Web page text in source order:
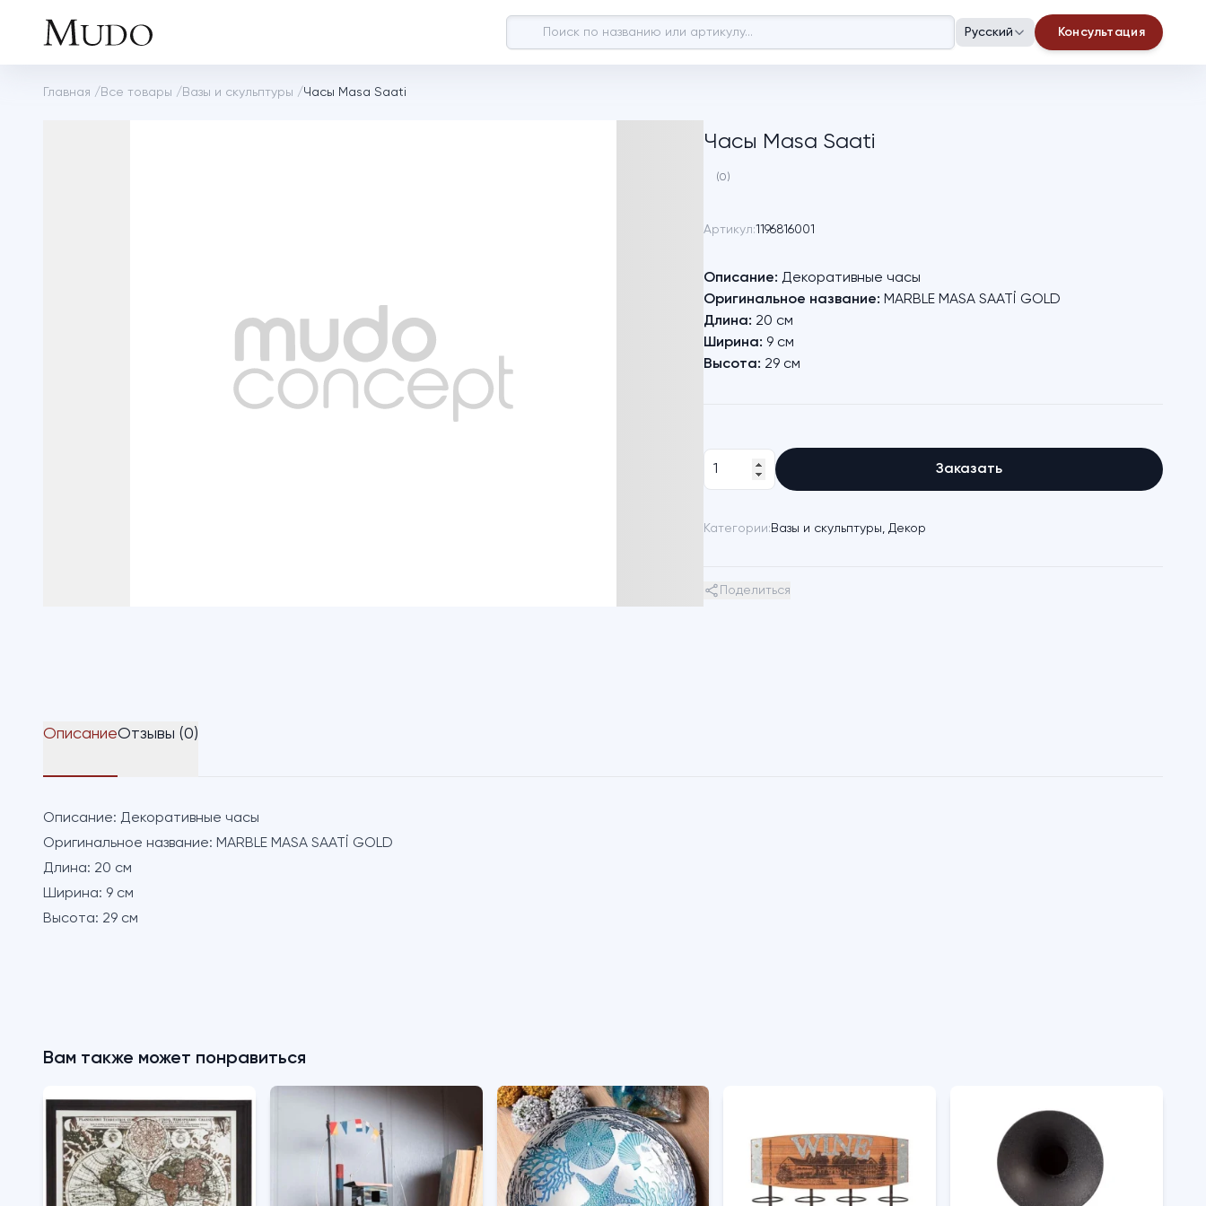
Русский Консультация
Главная / Все товары / Вазы и скульптуры /Часы Masa Saati
Часы Masa Saati
(0)
Артикул:1196816001
Описание: Декоративные часы
Оригинальное название: MARBLE MASA SAATİ GOLD
Длина: 20 см
Ширина: 9 см
Высота: 29 см
Заказать
Категории: Вазы и скульптуры, Декор
Поделиться
ОписаниеОтзывы (0)
Описание: Декоративные часы
Оригинальное название: MARBLE MASA SAATİ GOLD
Длина: 20 см
Ширина: 9 см
Высота: 29 см
Вам также может понравиться